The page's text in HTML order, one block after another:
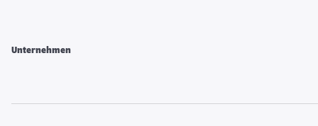
Unternehmen